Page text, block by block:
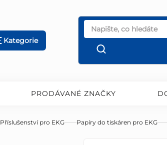
Kategorie
PRODÁVANÉ ZNAČKY
Příslušenství pro EKG Papíry do tiskáren pro EKG